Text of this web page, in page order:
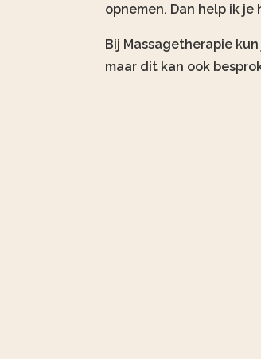
opnemen. Dan help ik
Bij Massagetherapie
maar dit kan ook